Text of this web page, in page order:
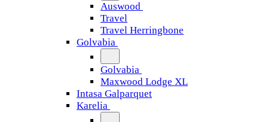
Auswood
Travel
Travel Herringbone
Golvabia
Golvabia
Maxwood Lodge XL
Intasa Galparquet
Karelia